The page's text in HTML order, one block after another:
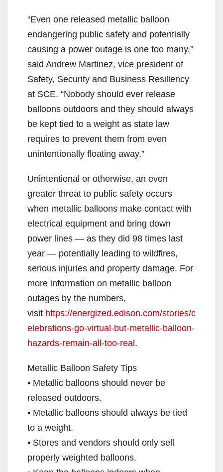
“Even one released metallic balloon
endangering public safety and potentially
causing a power outage is one too many,”
said Andrew Martinez, vice president of
Safety, Security and Business Resiliency
at SCE. “Nobody should ever release
balloons outdoors and they should always
be kept tied to a weight as state law
requires to prevent them from even
unintentionally floating away.”
Unintentional or otherwise, an even
greater threat to public safety occurs
when metallic balloons make contact with
electrical equipment and bring down
power lines — as they did 98 times last
year — potentially leading to wildfires,
serious injuries and property damage. For
more information on metallic balloon
outages by the numbers,
visit https://energized.edison.com/stories/c
elebrations-go-virtual-but-metallic-balloon-
hazards-remain-all-too-real .
Metallic Balloon Safety Tips
• Metallic balloons should never be
released outdoors.
• Metallic balloons should always be tied
to a weight.
• Stores and vendors should only sell
properly weighted balloons.